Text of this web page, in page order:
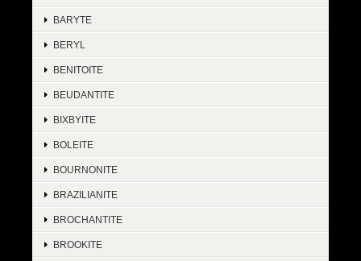
BARYTE
BERYL
BENITOITE
BEUDANTITE
BIXBYITE
BOLEITE
BOURNONITE
BRAZILIANITE
BROCHANTITE
BROOKITE